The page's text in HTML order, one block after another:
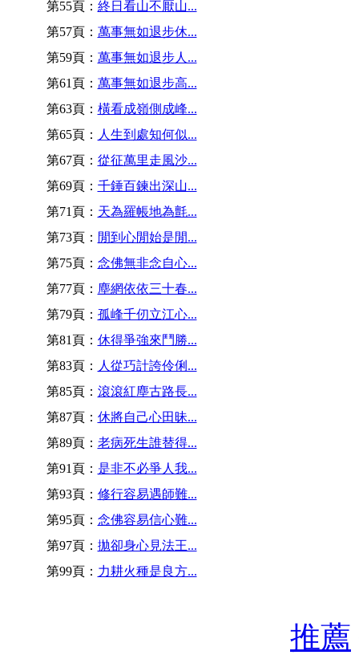
第55頁： 終日看山不厭山...
第57頁： 萬事無如退步休...
第59頁： 萬事無如退步人...
第61頁： 萬事無如退步高...
第63頁： 橫看成嶺側成峰...
第65頁： 人生到處知何似...
第67頁： 從征萬里走風沙...
第69頁： 千錘百鍊出深山...
第71頁： 天為羅帳地為氈...
第73頁： 閒到心閒始是閒...
第75頁： 念佛無非念自心...
第77頁： 塵網依依三十春...
第79頁： 孤峰千仞立江心...
第81頁： 休得爭強來鬥勝...
第83頁： 人從巧計誇伶俐...
第85頁： 滾滾紅塵古路長...
第87頁： 休將自己心田昧...
第89頁： 老病死生誰替得...
第91頁： 是非不必爭人我...
第93頁： 修行容易遇師難...
第95頁： 念佛容易信心難...
第97頁： 拋卻身心見法王...
第99頁： 力耕火種是良方...
推薦